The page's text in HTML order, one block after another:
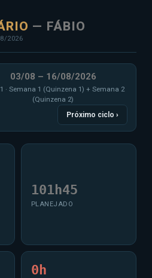
— FÁBIO
2026
03/08 – 16/08/2026
· Semana 1 (Quinzena 1) + Semana 2
(Quinzena 2)
Próximo ciclo ›
101h45
PLANEJADO
0h